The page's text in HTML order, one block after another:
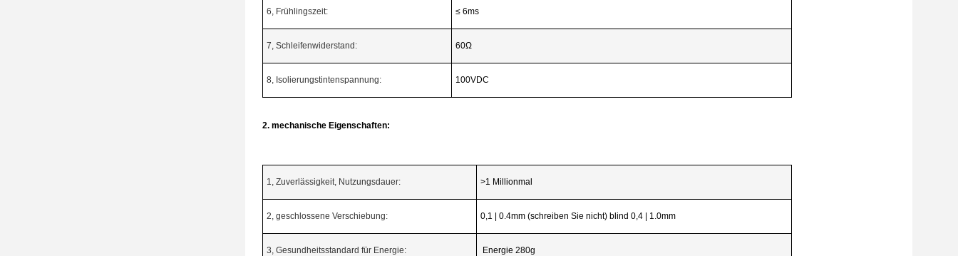
6, Frühlingszeit: ≤ 6ms
7, Schleifenwiderstand: 60Ω
8, Isolierungstintenspannung: 100VDC
2. mechanische Eigenschaften:
1, Zuverlässigkeit, Nutzungsdauer: >1 Millionmal
2, geschlossene Verschiebung: 0,1 | 0.4mm (schreiben Sie nicht) blind 0,4 | 1.0mm
3, Gesundheitsstandard für Energie: Energie 280g